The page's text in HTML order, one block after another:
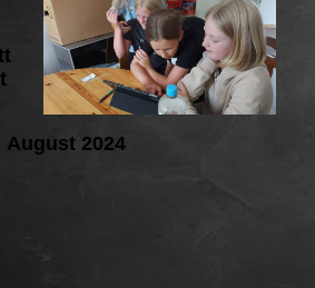
August 2024